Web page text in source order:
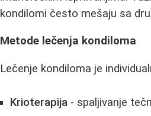
kondilomi često mešaju sa
Metode lečenja kondiloma
Lečenje kondiloma je
Krioterapija - spaljivanje